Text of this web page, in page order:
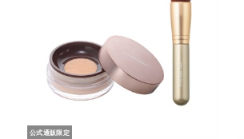
公式通販限定